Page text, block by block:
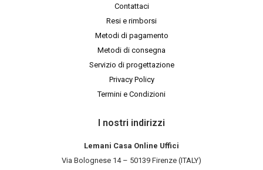
Contattaci
Resi e rimborsi
Metodi di pagamento
Metodi di consegna
Servizio di progettazione
Privacy Policy
Termini e Condizioni
I nostri indirizzi
Lemani Casa Online Uffici
Via Bolognese 14 – 50139 Firenze (ITALY)